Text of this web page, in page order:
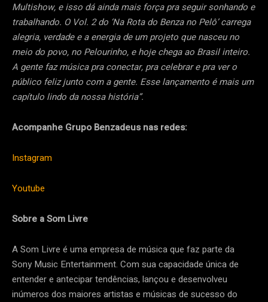
Multishow, e isso dá ainda mais força pra seguir sonhando e
trabalhando. O Vol. 2 do ‘Na Rota do Benza no Pelô’ carrega
alegria, verdade e a energia de um projeto que nasceu no
meio do povo, no Pelourinho, e hoje chega ao Brasil inteiro.
A gente faz música pra conectar, pra celebrar e pra ver o
público feliz junto com a gente. Esse lançamento é mais um
capítulo lindo da nossa história”.
Acompanhe Grupo Benzadeus nas redes:
Instagram
Youtube
Sobre a Som Livre
A Som Livre é uma empresa de música que faz parte da
Sony Music Entertainment. Com sua capacidade única de
entender e antecipar tendências, lançou e desenvolveu
inúmeros dos maiores artistas e músicas de sucesso do